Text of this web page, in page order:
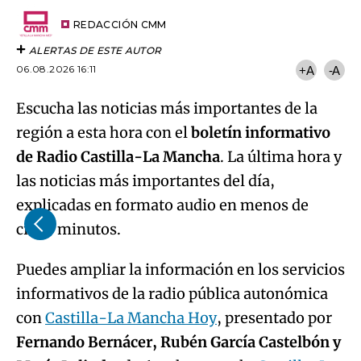
REDACCIÓN CMM
ALERTAS DE ESTE AUTOR
06.08.2026 16:11
+A -A
Escucha las noticias más importantes de la
región a esta hora con elboletín informativo
de Radio Castilla-La Mancha. La última hora y
las noticias más importantes del día,
explicadas en formato audio en menos de
cinco minutos.
Puedes ampliar la información en los servicios
informativos de la radio pública autonómica
conCastilla-La Mancha Hoy, presentado por
Fernando Bernácer, Rubén García Castelbón y